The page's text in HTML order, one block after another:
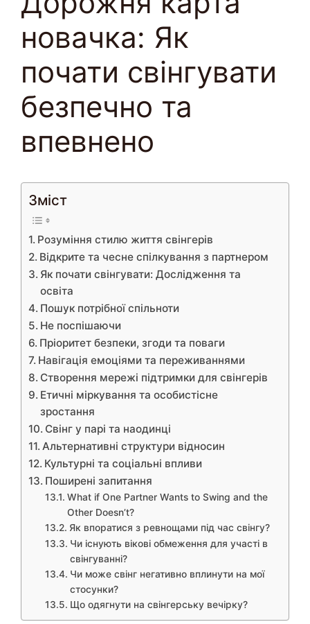
новачка: Як
почати свінгувати
безпечно та
впевнено
Зміст
Розуміння стилю життя свінгерів
Відкрите та чесне спілкування з партнером
Як почати свінгувати: Дослідження та
освіта
Пошук потрібної спільноти
Не поспішаючи
Пріоритет безпеки, згоди та поваги
Навігація емоціями та переживаннями
Створення мережі підтримки для свінгерів
Етичні міркування та особистісне
зростання
Свінг у парі та наодинці
Альтернативні структури відносин
Культурні та соціальні впливи
Поширені запитання
What if One Partner Wants to Swing and the
Other Doesn’t?
Як впоратися з ревнощами під час свінгу?
Чи існують вікові обмеження для участі в
свінгуванні?
Чи може свінг негативно вплинути на мої
стосунки?
Що одягнути на свінгерську вечірку?